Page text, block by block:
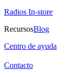
Radios In-store
RecursosBlog
Centro de ayuda
Contacto